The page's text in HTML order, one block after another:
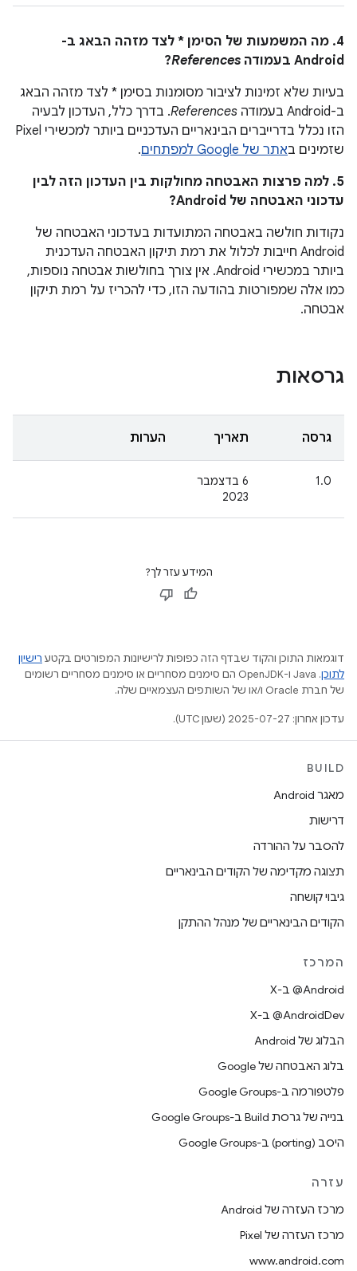
4. מה המשמעות של הסימן * לצד מזהה הבאג ב-
Android בעמודה
References
?
בעיות שלא זמינות לציבור מסומנות בסימן * לצד מזהה הבאג
ב-Android בעמודה
References. בדרך כלל, העדכון לבעיה
הזו נכלל בדרייברים הבינאריים העדכניים ביותר למכשירי Pixel
שזמינים באתר של Google למפתחים
.
5. למה פרצות האבטחה מחולקות בין העדכון הזה לבין
עדכוני האבטחה של Android?
נקודות חולשה באבטחה המתועדות בעדכוני האבטחה של
Android חייבות לכלול את רמת תיקון האבטחה העדכנית
ביותר במכשירי Android. אין צורך בחולשות אבטחה נוספות,
כמו אלה שמפורטות בהודעה הזו, כדי להכריז על רמת תיקון
אבטחה.
גרסאות
גרסה תאריך הערות
1.0
6 בדצמבר
2023
המידע עזר לך?
דוגמאות התוכן והקוד שבדף הזה כפופות לרישיונות המפורטים בקטע רישיון
לתוכן
.‏ Java ו-OpenJDK הם סימנים מסחריים או סימנים מסחריים רשומים
של חברת Oracle ו/או של השותפים העצמאיים שלה.
עדכון אחרון: 2025-07-27 (שעון UTC).
BUILD
מאגר Android
דרישות
להסבר על ההורדה
תצוגה מקדימה של הקודים הבינאריים
גיבוי קושחה
הקודים הבינאריים של מנהל ההתקן
המרכז
‫‎@Android ב-X
‫‎@AndroidDev ב-X
הבלוג של Android
בלוג האבטחה של Google
פלטפורמה ב-Google Groups
בנייה של גרסת Build ב-Google Groups
היסב (porting) ב-Google Groups
עזרה
מרכז העזרה של Android
מרכז העזרה של Pixel
www.android.com